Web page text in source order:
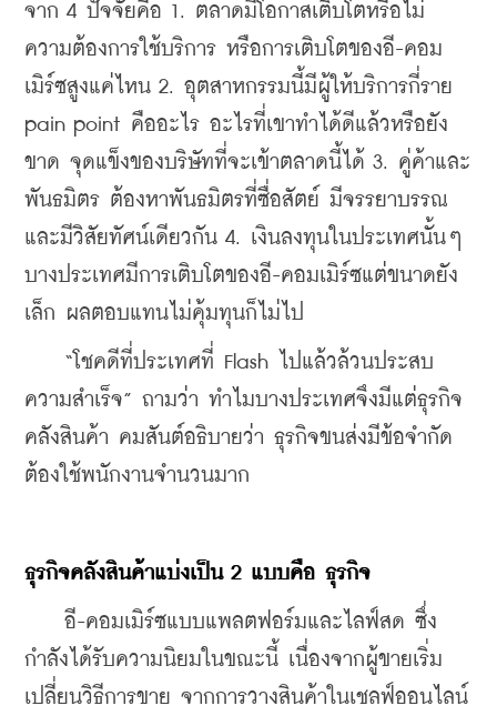
จาก 4 ปัจจัยคือ 1. ตลาดมีโอกาสเติบโตหรือไม่
ความต้องการใช้บริการ หรือการเติบโตของอี-คอม
เมิร์ซสูงแค่ไหน 2. อุตสาหกรรมนี้มีผู้ให้บริการกี่ราย
pain point คืออะไร อะไรที่เขาทำได้ดีแล้วหรือยัง
ขาด จุดแข็งของบริษัทที่จะเข้าตลาดนี้ได้ 3. คู่ค้าและ
พันธมิตร ต้องหาพันธมิตรที่ซื่อสัตย์ มีจรรยาบรรณ
และมีวิสัยทัศน์เดียวกัน 4. เงินลงทุนในประเทศนั้นๆ
บางประเทศมีการเติบโตของอี-คอมเมิร์ซแต่ขนาดยัง
เล็ก ผลตอบแทนไม่คุ้มทุนก็ไม่ไป
“โชคดีที่ประเทศที่ Flash ไปแล้วล้วนประสบ
ความสำเร็จ” ถามว่า ทำไมบางประเทศจึงมีแต่ธุรกิจ
คลังสินค้า คมสันต์อธิบายว่า ธุรกิจขนส่งมีข้อจำกัด
ต้องใช้พนักงานจำนวนมาก
ธุรกิจคลังสินค้าแบ่งเป็น 2 แบบคือ ธุรกิจ
อี-คอมเมิร์ซแบบแพลตฟอร์มและไลฟ์สด ซึ่ง
กำลังได้รับความนิยมในขณะนี้ เนื่องจากผู้ขายเริ่ม
เปลี่ยนวิธีการขาย จากการวางสินค้าในเชลฟ์ออนไลน์